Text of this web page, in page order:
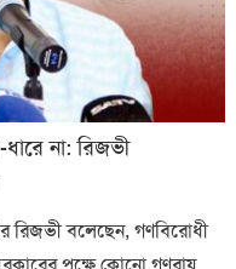
না: রিজভী
রিজভী বলেছেন, গণবিরোধী